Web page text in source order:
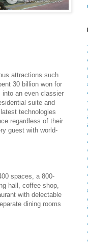
attractions such
30 billion won for
into an even classier
suite and
technologies
regardless of their
guest with world-
spaces, a 800-
hall, coffee shop,
with delectable
dining rooms